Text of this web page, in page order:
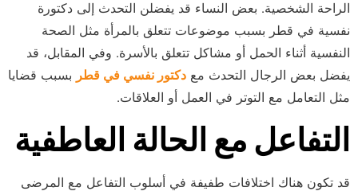
الراحة الشخصية. بعض النساء قد يفضلن التحدث إلى دكتورة
نفسية في قطر بسبب موضوعات تتعلق بالمرأة مثل الصحة
النفسية أثناء الحمل أو مشاكل تتعلق بالأسرة. وفي المقابل، قد
يفضل بعض الرجال التحدث مع دكتور نفسي في قطر
بسبب قضايا
مثل التعامل مع التوتر في العمل أو العلاقات.
التفاعل مع الحالة العاطفية
قد تكون هناك اختلافات طفيفة في أسلوب التفاعل مع المرضى